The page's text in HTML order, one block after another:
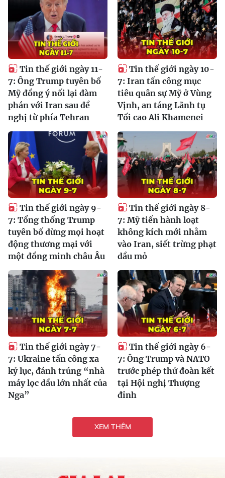
Tin thế giới ngày 11-
7: Ông Trump tuyên bố
Mỹ đồng ý nối lại đàm
phán với Iran sau đề
nghị từ phía Tehran
Tin thế giới ngày 10-
7: Iran tấn công mục
tiêu quân sự Mỹ ở Vùng
Vịnh, an táng Lãnh tụ
Tối cao Ali Khamenei
Tin thế giới ngày 9-
7: Tổng thống Trump
tuyên bố dừng mọi hoạt
động thương mại với
một đồng minh châu Âu
Tin thế giới ngày 8-
7: Mỹ tiến hành loạt
không kích mới nhằm
vào Iran, siết trừng phạt
dầu mỏ
Tin thế giới ngày 7-
7: Ukraine tấn công xa
kỷ lục, đánh trúng “nhà
máy lọc dầu lớn nhất của
Nga”
Tin thế giới ngày 6-
7: Ông Trump và NATO
trước phép thử đoàn kết
tại Hội nghị Thượng
đỉnh
XEM THÊM